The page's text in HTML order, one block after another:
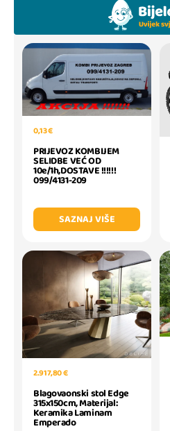
0,13 €
PRIJEVOZ KOMBIJEM
SELIDBE VEĆ OD
10e/1h,DOSTAVE !!!!!!
099/4131-209
SAZNAJ VIŠE
2.917,80 €
Blagovaonski stol Edge
315x150cm, Materijal:
Keramika Laminam
Emperado